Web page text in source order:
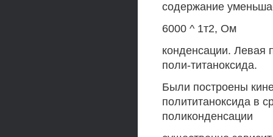
содержание
6000 ^ 1т2, Ом
конденсации. Левая
поли-титаноксида.
Были построены
полититаноксида в
поликонденсации